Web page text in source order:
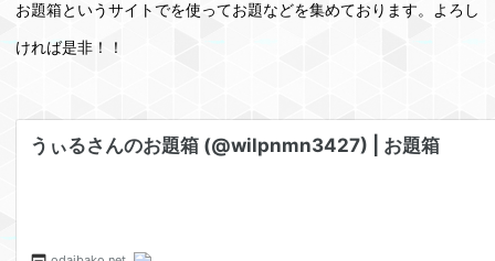
お題箱というサイトでを使ってお題などを集めております。よろし
ければ是非！！